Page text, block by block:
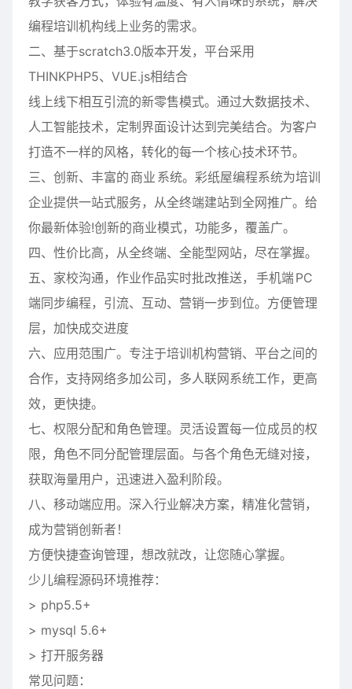
编程培训机构线上业务的需求。
二、基于scratch3.0版本开发，平台采用
THINKPHP5、VUE.js相结合
线上线下相互引流的新零售模式。通过大数据技术、
人工智能技术，定制界面设计达到完美结合。为客户
打造不一样的风格，转化的每一个核心技术环节。
三、创新、丰富的 商业 系统。彩纸屋编程系统为培训
企业提供一站式服务，从全终端建站到全网推广。给
你最新体验!创新的商业模式，功能多，覆盖广。
四、性价比高，从全终端、全能型网站，尽在掌握。
五、家校沟通，作业作品实时批改推送， 手机端PC
端同步编程，引流、互动、营销一步到位。方便管理
层，加快成交进度
六、应用范围广。专注于培训机构营销、平台之间的
合作，支持网络多加公司，多人联网系统工作，更高
效，更快捷。
七、权限分配和角色管理。灵活设置每一位成员的权
限，角色不同分配管理层面。与各个角色无缝对接，
获取海量用户，迅速进入盈利阶段。
八、移动端应用。深入行业解决方案，精准化营销，
成为营销创新者！
方便快捷查询管理，想改就改，让您随心掌握。
少儿编程源码环境推荐：
> php5.5+
> mysql 5.6+
> 打开服务器
常见问题：